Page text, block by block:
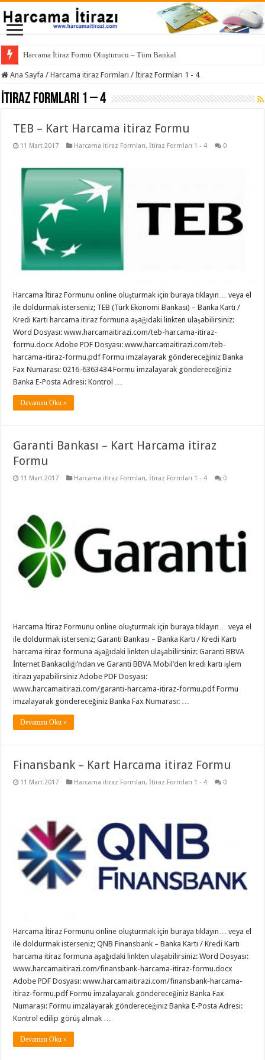
Harcama İtiraz Formu Oluşturucu – Tüm Bankalar İçin
Ana Sayfa / Harcama itiraz Formları / İtiraz Formları 1 - 4
İtiraz Formları 1 – 4
TEB – Kart Harcama itiraz Formu
11 Mart 2017 Harcama itiraz Formları,İtiraz Formları 1 - 4 0
Harcama İtiraz Formunu online oluşturmak için buraya tıklayın… veya el
ile doldurmak isterseniz; TEB (Türk Ekonomi Bankası) – Banka Kartı /
Kredi Kartı harcama itiraz formuna aşağıdaki linkten ulaşabilirsiniz:
Word Dosyası: www.harcamaitirazi.com/teb-harcama-itiraz-
formu.docx Adobe PDF Dosyası: www.harcamaitirazi.com/teb-
harcama-itiraz-formu.pdf Formu imzalayarak göndereceğiniz Banka
Fax Numarası: 0216-6363434 Formu imzalayarak göndereceğiniz
Banka E-Posta Adresi: Kontrol …
Devamını Oku »
Garanti Bankası – Kart Harcama itiraz
Formu
11 Mart 2017 Harcama itiraz Formları,İtiraz Formları 1 - 4 0
Harcama İtiraz Formunu online oluşturmak için buraya tıklayın… veya el
ile doldurmak isterseniz; Garanti Bankası – Banka Kartı / Kredi Kartı
harcama itiraz formuna aşağıdaki linkten ulaşabilirsiniz: Garanti BBVA
İnternet Bankacılığı’ndan ve Garanti BBVA Mobil’den kredi kartı işlem
itirazı yapabilirsiniz Adobe PDF Dosyası:
www.harcamaitirazi.com/garanti-harcama-itiraz-formu.pdf Formu
imzalayarak göndereceğiniz Banka Fax Numarası: …
Devamını Oku »
Finansbank – Kart Harcama itiraz Formu
11 Mart 2017 Harcama itiraz Formları,İtiraz Formları 1 - 4 0
Harcama İtiraz Formunu online oluşturmak için buraya tıklayın… veya el
ile doldurmak isterseniz; QNB Finansbank – Banka Kartı / Kredi Kartı
harcama itiraz formuna aşağıdaki linkten ulaşabilirsiniz: Word Dosyası:
www.harcamaitirazi.com/finansbank-harcama-itiraz-formu.docx
Adobe PDF Dosyası: www.harcamaitirazi.com/finansbank-harcama-
itiraz-formu.pdf Formu imzalayarak göndereceğiniz Banka Fax
Numarası: Formu imzalayarak göndereceğiniz Banka E-Posta Adresi:
Kontrol edilip görüş almak …
Devamını Oku »